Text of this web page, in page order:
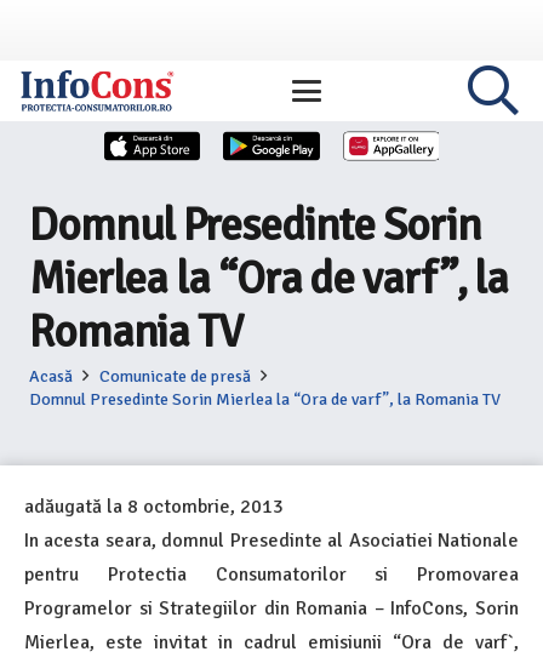
Domnul Presedinte Sorin
Mierlea la “Ora de varf”, la
Romania TV
Acasă
Comunicate de presă
Domnul Presedinte Sorin Mierlea la “Ora de varf”, la Romania TV
adăugată la 8 octombrie, 2013
In acesta seara, domnul Presedinte al Asociatiei Nationale
pentru Protectia Consumatorilor si Promovarea
Programelor si Strategiilor din Romania – InfoCons, Sorin
Mierlea, este invitat in cadrul emisiunii “Ora de varf`,